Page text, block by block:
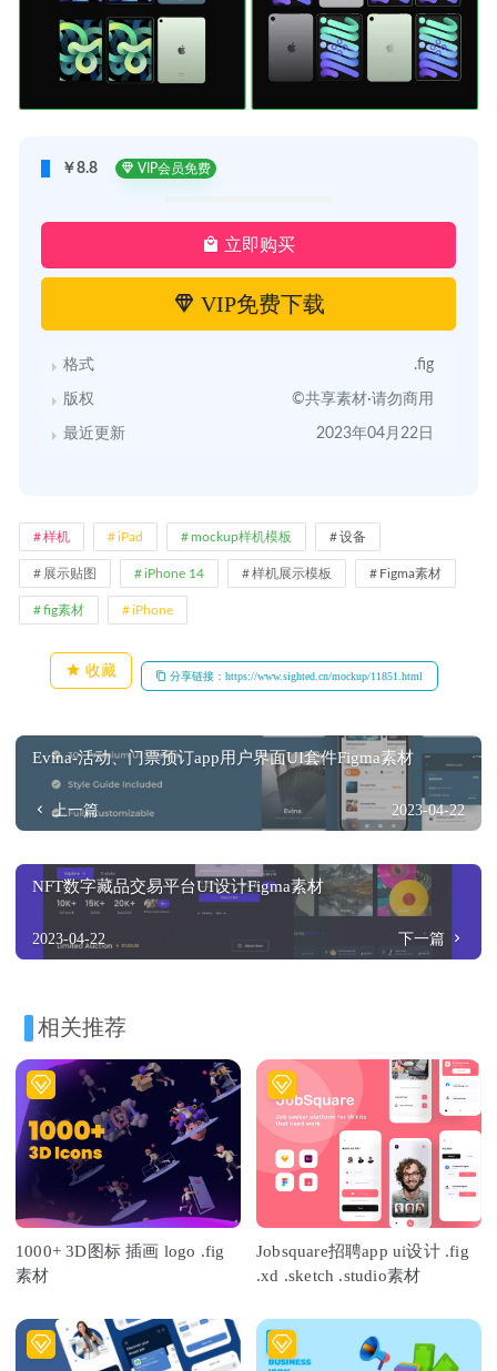
￥8.8 VIP会员免费
立即购买
VIP免费下载
格式 .fig
版权 ©共享素材·请勿商用
最近更新 2023年04月22日
样机 iPad mockup样机模板 设备
展示贴图 iPhone 14 样机展示模板 Figma素材
fig素材 iPhone
收藏 分享链接：https://www.sighted.cn/mockup/11851.html
Evina-活动、门票预订app用户界面UI套件Figma素材
上一篇 2023-04-22
NFT数字藏品交易平台UI设计Figma素材
2023-04-22 下一篇
相关推荐
1000+ 3D图标 插画 logo .fig
素材
Jobsquare招聘app ui设计 .fig
.xd .sketch .studio素材